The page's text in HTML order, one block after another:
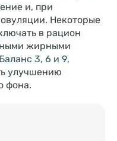
и, при
Некоторые
в рацион
жирными
3, 6 и 9,
улучшению
фона.